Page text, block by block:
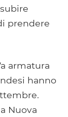
prendere
armatura
hanno
Nuova